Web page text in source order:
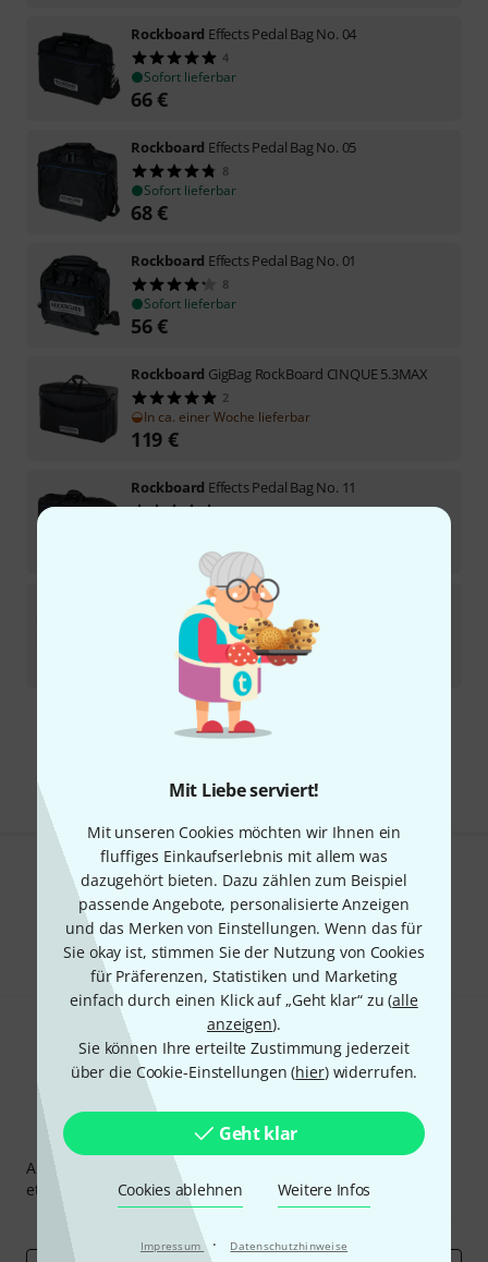
Mit Liebe serviert!
Mit unseren Cookies möchten wir Ihnen ein
fluffiges Einkaufserlebnis mit allem was
dazugehört bieten. Dazu zählen zum Beispiel
passende Angebote, personalisierte Anzeigen
und das Merken von Einstellungen. Wenn das für
Sie okay ist, stimmen Sie der Nutzung von Cookies
für Präferenzen, Statistiken und Marketing
einfach durch einen Klick auf „Geht klar“ zu (alle
anzeigen).
Sie können Ihre erteilte Zustimmung jederzeit
über die Cookie-Einstellungen (hier) widerrufen.
Geht klar
Cookies ablehnen Weitere Infos
Impressum · Datenschutzhinweise
Rockboard Effects Pedal Bag No. 04
4
Sofort lieferbar
66€
Rockboard Effects Pedal Bag No. 05
8
Sofort lieferbar
68€
Rockboard Effects Pedal Bag No. 01
8
Sofort lieferbar
56€
Rockboard GigBag RockBoard CINQUE 5.3MAX
2
In ca. einer Woche lieferbar
119 €
Rockboard Effects Pedal Bag No. 11
11
RockboardEffects Pedal Bag No. 06
5
Sofort lieferbar
Kostenloser Versand ab 29 €
Gefällt Ihnen, was Sie sehen?
Teilen Hilfe & Feedback
Thomann Newsletter
Abonniere den Thomann Newsletter und gewinne mit
etwas Glück einen von50 Gutscheinenüber jeweils
Inspirierende Beiträge